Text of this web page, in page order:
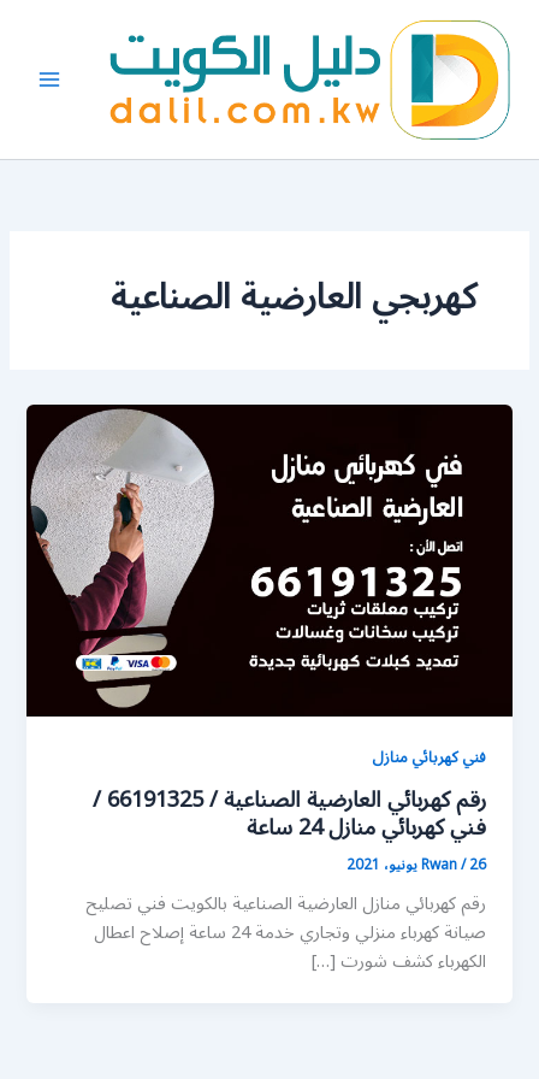
المحتوى
كهربجي العارضية الصناعية
فني كهربائي منازل
رقم كهربائي العارضية الصناعية / 66191325 /
فني كهربائي منازل 24 ساعة
Rwan/26 يونيو، 2021
رقم كهربائي منازل العارضية الصناعية بالكويت فني تصليح
صيانة كهرباء منزلي وتجاري خدمة 24 ساعة إصلاح اعطال
الكهرباء كشف شورت […]